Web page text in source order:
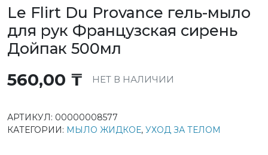
Le Flirt Du Provance гель-мыло
для рук Французская сирень
Дойпак 500мл
560,00 ₸ НЕТ В НАЛИЧИИ
АРТИКУЛ: 00000008577
КАТЕГОРИИ: МЫЛО ЖИДКОЕ, УХОД ЗА ТЕЛОМ